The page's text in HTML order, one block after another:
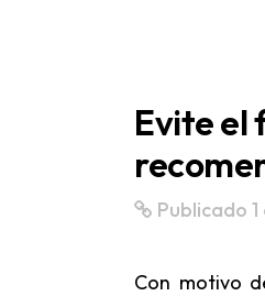
Evite el
Publicado
Con motivo